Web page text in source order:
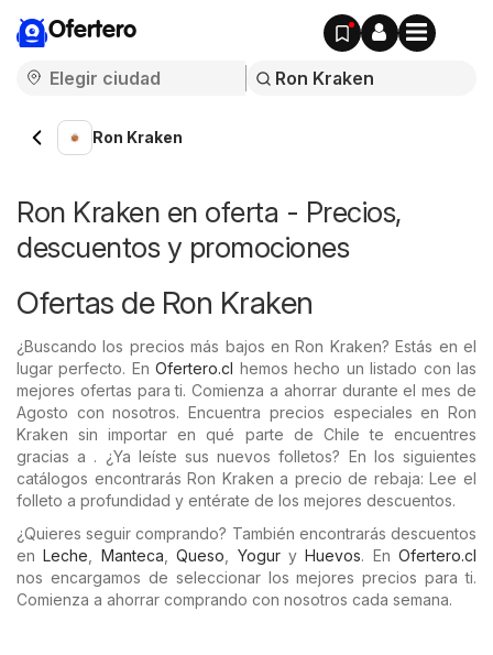
Ofertero
Ron Kraken
Ron Kraken en oferta - Precios,
descuentos y promociones
Ofertas de Ron Kraken
¿Buscando los precios más bajos en Ron Kraken? Estás en el
lugar perfecto. EnOfertero.cl hemos hecho un listado con las
mejores ofertas para ti. Comienza a ahorrar durante el mes de
Agosto con nosotros. Encuentra precios especiales en Ron
Kraken sin importar en qué parte de Chile te encuentres
gracias a . ¿Ya leíste sus nuevos folletos? En los siguientes
catálogos encontrarás Ron Kraken a precio de rebaja: Lee el
folleto a profundidad y entérate de los mejores descuentos.
¿Quieres seguir comprando? También encontrarás descuentos
enLeche Manteca ,Queso YoguryHuevos. En Ofertero.cl
nos encargamos de seleccionar los mejores precios para ti.
Comienza a ahorrar comprando con nosotros cada semana.